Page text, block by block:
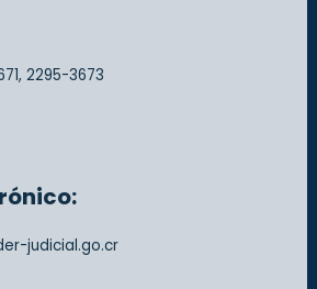
2295-3673
judicial.go.cr